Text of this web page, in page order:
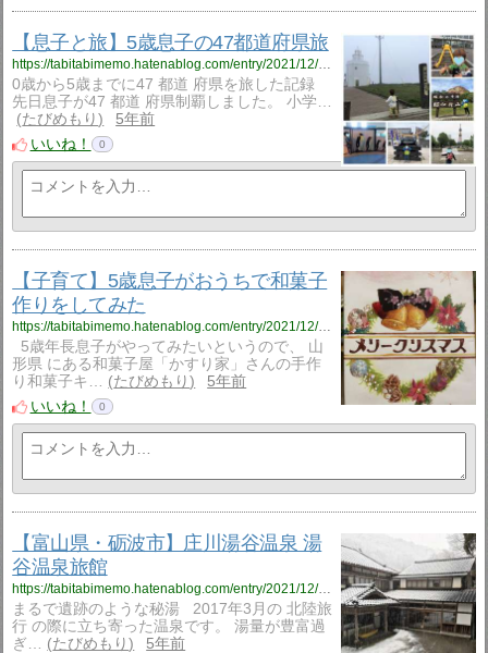
【息子と旅】5歳息子の47都道府県旅
https://tabitabimemo.hatenablog.com/entry/2021/12/31/195332
0歳から5歳までに47 都道 府県を旅した記録
先日息子が47 都道 府県制覇しました。 小学…
たびめもり
5年前
いいね！
0
【子育て】5歳息子がおうちで和菓子
作りをしてみた
https://tabitabimemo.hatenablog.com/entry/2021/12/22/132545
5歳年長息子がやってみたいというので、 山
形県 にある和菓子屋「かすり家」さんの手作
り和菓子キ…
たびめもり
5年前
いいね！
0
【富山県・砺波市】庄川湯谷温泉 湯
谷温泉旅館
https://tabitabimemo.hatenablog.com/entry/2021/12/09/180000
まるで遺跡のような秘湯 2017年3月の 北陸旅
行 の際に立ち寄った温泉です。 湯量が豊富過
ぎ…
たびめもり
5年前